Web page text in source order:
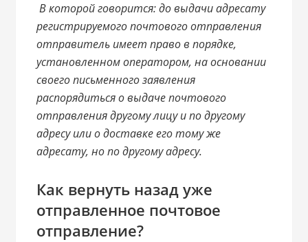
В которой говорится: до выдачи адресату
регистрируемого почтового отправления
отправитель имеет право в порядке,
установленном оператором, на основании
своего письменного заявления
распорядиться о выдаче почтового
отправления другому лицу и по другому
адресу или о доставке его тому же
адресату, но по другому адресу.
Как вернуть назад уже
отправленное почтовое
отправление?